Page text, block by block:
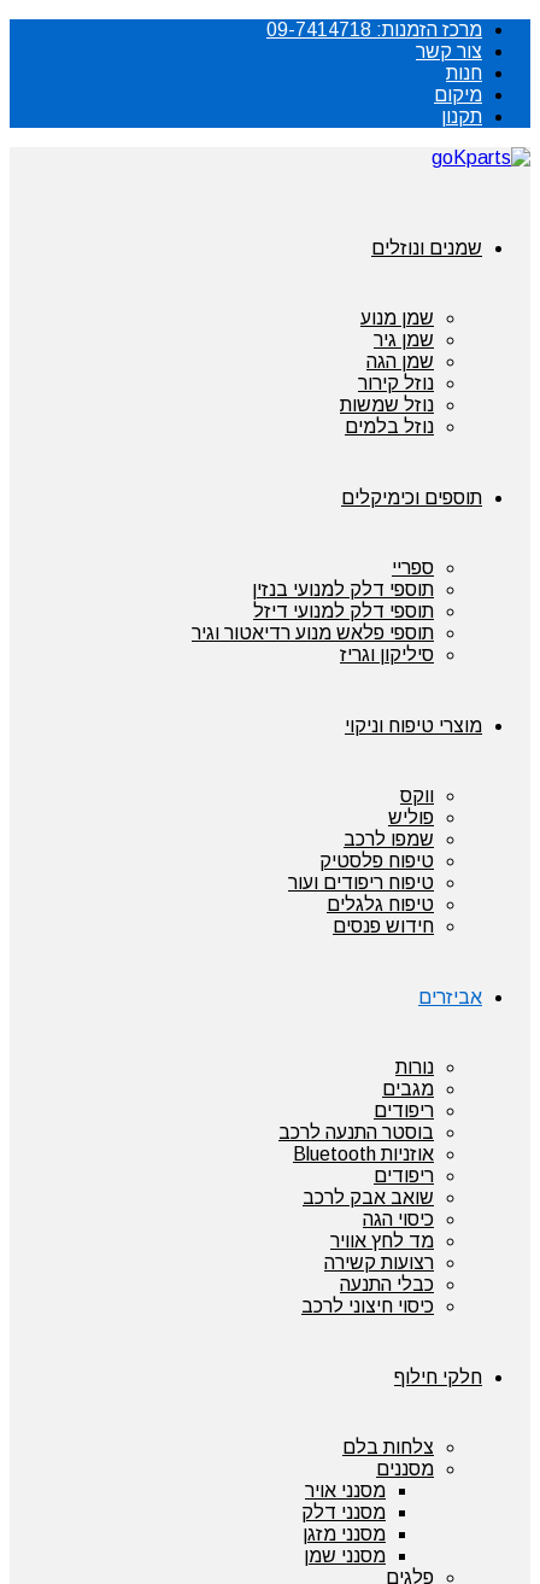
מרכז הזמנות: 09-7414718
צור קשר
חנות
מיקום
תקנון
שמנים ונוזלים
שמן מנוע
שמן גיר
שמן הגה
נוזל קירור
נוזל שמשות
נוזל בלמים
תוספים וכימיקלים
ספריי
תוספי דלק למנועי בנזין
תוספי דלק למנועי דיזל
תוספי פלאש מנוע רדיאטור וגיר
סיליקון וגריז
מוצרי טיפוח וניקוי
ווקס
פוליש
שמפו לרכב
טיפוח פלסטיק
טיפוח ריפודים ועור
טיפוח גלגלים
חידוש פנסים
אביזרים
נורות
מגבים
ריפודים
בוסטר התנעה לרכב
אוזניות Bluetooth
ריפודים
שואב אבק לרכב
כיסוי הגה
מד לחץ אוויר
רצועות קשירה
כבלי התנעה
כיסוי חיצוני לרכב
חלקי חילוף
צלחות בלם
מסננים
מסנני אויר
מסנני דלק
מסנני מזגן
מסנני שמן
פלגים